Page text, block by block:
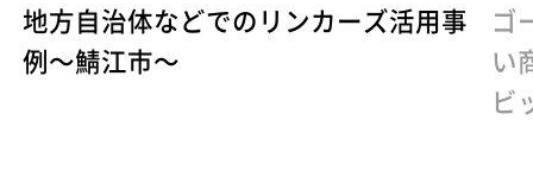
地方自治体などでのリンカーズ活用事
例～鯖江市～
ゴ
い
ビ